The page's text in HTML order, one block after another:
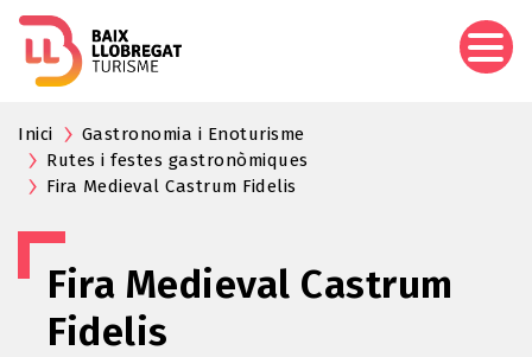
Inici
Gastronomia i Enoturisme
Rutes i festes gastronòmiques
Fira Medieval Castrum Fidelis
Fira Medieval Castrum
Fidelis